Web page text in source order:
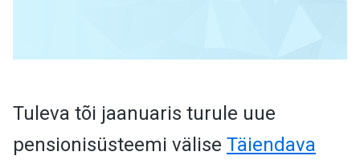
Tuleva tõi jaanuaris turule uue
pensionisüsteemi välise Täiendava